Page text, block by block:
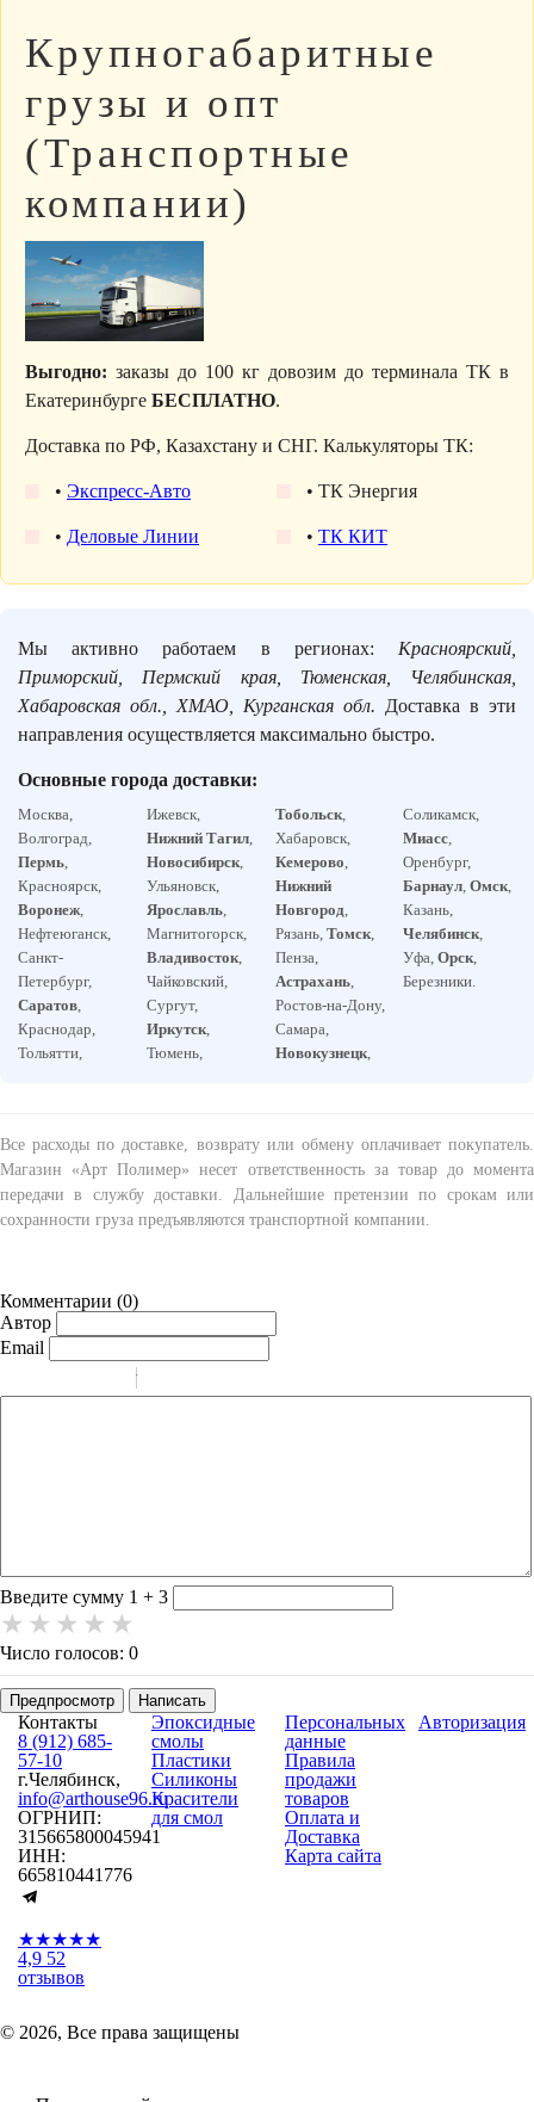
Крупногабаритные
грузы и опт
(Транспортные
компании)
Выгодно: заказы до 100 кг довозим до терминала ТК в
Екатеринбурге БЕСПЛАТНО.
Доставка по РФ, Казахстану и СНГ. Калькуляторы ТК:
• Экспресс-Авто
• Деловые Линии
• ТК Энергия
• ТК КИТ
Мы активно работаем в регионах: Красноярский,
Приморский, Пермский края, Тюменская, Челябинская,
Хабаровская обл., ХМАО, Курганская обл. Доставка в эти
направления осуществляется максимально быстро.
Основные города доставки:
Москва,
Волгоград,
Пермь,
Красноярск,
Воронеж,
Нефтеюганск,
Санкт-
Петербург,
Саратов,
Краснодар,
Тольятти,
Ижевск,
Нижний Тагил,
Новосибирск,
Ульяновск,
Ярославль,
Магнитогорск,
Владивосток,
Чайковский,
Сургут,
Иркутск,
Тюмень,
Тобольск,
Хабаровск,
Кемерово,
Нижний
Новгород,
Рязань, Томск,
Пенза,
Астрахань,
Ростов-на-Дону,
Самара,
Новокузнецк,
Соликамск,
Миасс,
Оренбург,
Барнаул,Омск,
Казань,
Челябинск,
Уфа,Орск,
Березники.
Все расходы по доставке, возврату или обмену оплачивает покупатель.
Магазин «Арт Полимер» несет ответственность за товар до момента
передачи в службу доставки. Дальнейшие претензии по срокам или
сохранности груза предъявляются транспортной компании.
Комментарии (0)
Автор
Email
-
-
-
Введите сумму 1 + 3
Число голосов: 0
Предпросмотр Написать
Контакты
8 (912) 685-
57-10
г.Челябинск,
info@arthouse96.ru
ОГРНИП:
315665800045941
ИНН:
665810441776
★★★★★
4,9 52
отзывов
Эпоксидные
смолы
Пластики
Силиконы
Красители
для смол
Персональных
данные
Правила
продажи
товаров
Оплата и
Доставка
Карта сайта
Авторизация
© 2026, Все права защищены